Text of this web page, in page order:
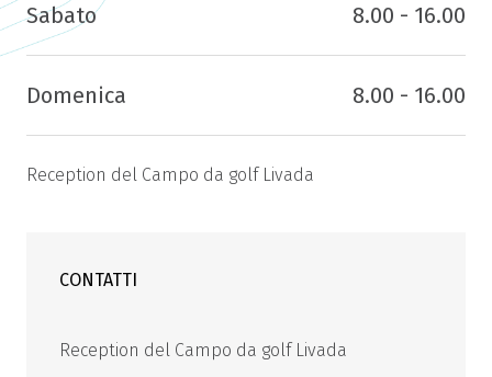
Sabato 8.00 - 16.00
Domenica 8.00 - 16.00
Reception del Campo da golf Livada
CONTATTI
Reception del Campo da golf Livada